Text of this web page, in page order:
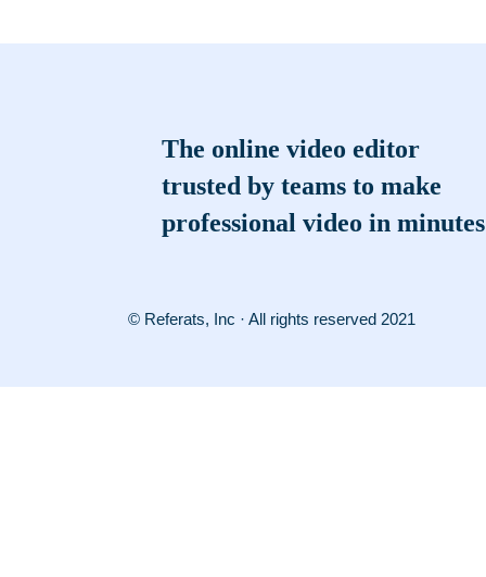
The online video editor
trusted by teams to make
professional video in minutes
© Referats, Inc · All rights reserved 2021